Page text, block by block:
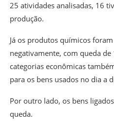
25 atividades analisadas, 16
produção.
Já os produtos químicos
negativamente, com queda de
categorias econômicas
para os bens usados no dia a
Por outro lado, os bens
queda.